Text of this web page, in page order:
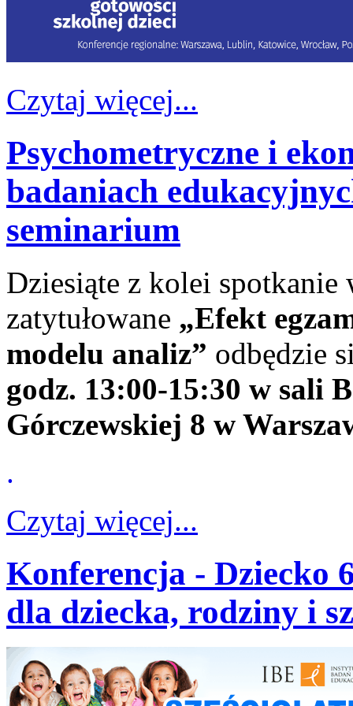
Czytaj więcej...
Psychometryczne i
badaniach
seminarium
Dziesiąte z kolei
zatytułowane „Efekt
modelu analiz” odbędzie
godz. 13:00-15:30 w sali
Górczewskiej 8 w
.
Czytaj więcej...
Konferencja - Dziecko
dla dziecka, rodziny i